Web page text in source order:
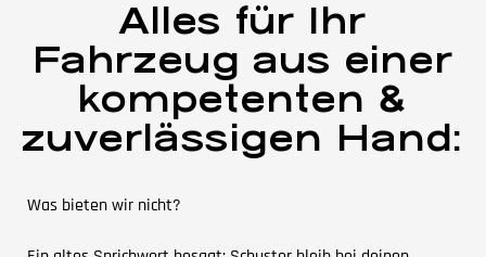
Alles für Ihr
Fahrzeug aus einer
kompetenten &
zuverlässigen Hand:
Was bieten wir nicht?